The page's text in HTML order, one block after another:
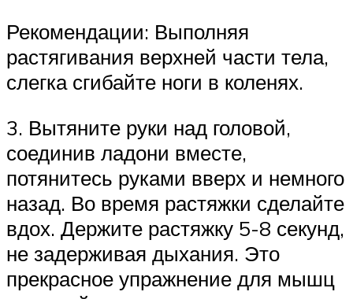
Рекомендации: Выполняя
растягивания верхней части тела,
слегка сгибайте ноги в коленях.
3. Вытяните руки над головой,
соединив ладони вместе,
потянитесь руками вверх и немного
назад. Во время растяжки сделайте
вдох. Держите растяжку 5-8 секунд,
не задерживая дыхания. Это
прекрасное упражнение для мышц